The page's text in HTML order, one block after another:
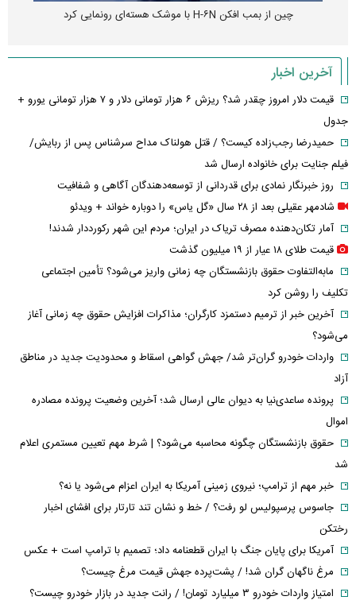
چین از بمب افکن H-۶N با موشک هسته‌ای رونمایی کرد
آخرین اخبار
قیمت دلار امروز چقدر شد؟ ریزش ۶ هزار تومانی دلار و ۷ هزار تومانی یورو +
جدول
حمیدرضا رجب‌زاده کیست؟ / قتل هولناک مداح سرشناس پس از ربایش/
فیلم جنایت برای خانواده ارسال شد
روز خبرنگار نمادی برای قدردانی از توسعه‌دهندگان آگاهی و شفافیت
شادمهر عقیلی بعد از ۲۸ سال «گل یاس» را دوباره خواند + ویدئو
آمار تکان‌دهنده مصرف تریاک در ایران؛ مردم این شهر رکورددار شدند!
قیمت طلای ۱۸ عیار از ۱۹ میلیون گذشت
مابه‌التفاوت حقوق بازنشستگان چه زمانی واریز می‌شود؟ تأمین اجتماعی
تکلیف را روشن کرد
آخرین خبر از ترمیم دستمزد کارگران؛ مذاکرات افزایش حقوق چه زمانی آغاز
می‌شود؟
واردات خودرو گران‌تر شد/ جهش گواهی اسقاط و محدودیت جدید در مناطق
آزاد
پرونده ساعدی‌نیا به دیوان عالی ارسال شد؛ آخرین وضعیت پرونده مصادره
اموال
حقوق بازنشستگان چگونه محاسبه می‌شود؟ | شرط مهم تعیین مستمری اعلام
شد
خبر مهم از ترامپ؛ نیروی زمینی آمریکا به ایران اعزام می‌شود یا نه؟
جاسوس پرسپولیس لو رفت؟ / خط و نشان تند تارتار برای افشای اخبار
رختکن
آمریکا برای پایان جنگ با ایران قطعنامه داد؛ تصمیم با ترامپ است + عکس
مرغ ناگهان گران شد! / پشت‌پرده جهش قیمت مرغ چیست؟
امتیاز واردات خودرو ۳ میلیارد تومان! / رانت جدید در بازار خودرو چیست؟